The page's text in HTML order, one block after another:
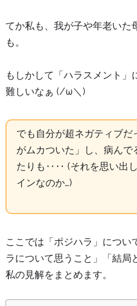
てか私も、我が子や年老いた
も。
もしかして「ハラスメント
難しいなぁ (/ω＼)
でも自分が超ネガティブ
がムカついた」し、病ん
たりも‥‥ (それを思い出
インなのか…)
ここでは「ポジハラ」につい
ラについて思うこと」「結局
私の見解をまとめます。